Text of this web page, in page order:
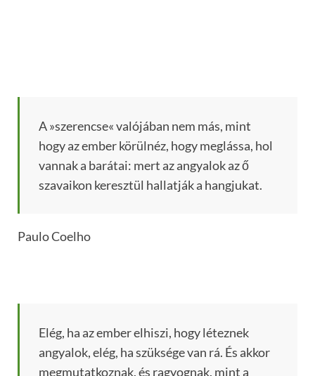
A »szerencse« valójában nem más, mint
hogy az ember körülnéz, hogy meglássa, hol
vannak a barátai: mert az angyalok az ő
szavaikon keresztül hallatják a hangjukat.
Paulo Coelho
Elég, ha az ember elhiszi, hogy léteznek
angyalok, elég, ha szüksége van rá. És akkor
megmutatkoznak, és ragyognak, mint a